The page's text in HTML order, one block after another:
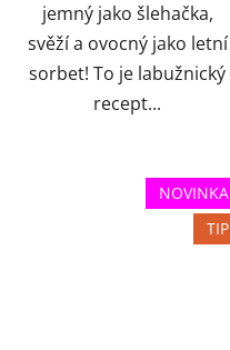
jemný jako šlehačka,
svěží a ovocný jako letní
sorbet! To je labužnický
recept...
NOVINKA
TIP